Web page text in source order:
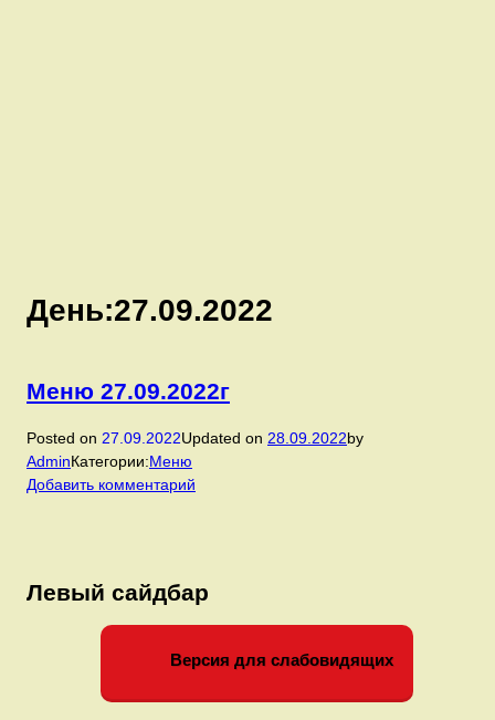
День:27.09.2022
Меню 27.09.2022г
Posted on 27.09.2022Updated on 28.09.2022by
AdminКатегории:Меню
Добавить комментарий
Левый сайдбар
Версия для слабовидящих